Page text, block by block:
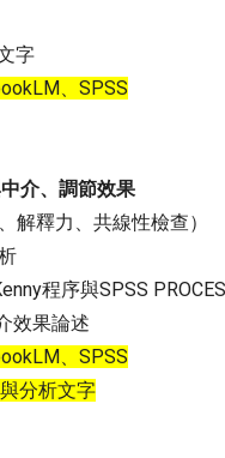
字
、SPSS
介、調節效果
解釋力、共線性檢查）
程序與SPSS
效果論述
、SPSS
分析文字